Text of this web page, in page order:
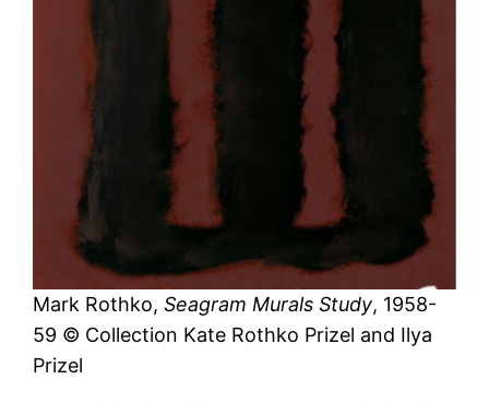
Mark Rothko,Seagram Murals Study, 1958-
59 © Collection Kate Rothko Prizel and Ilya
Prizel